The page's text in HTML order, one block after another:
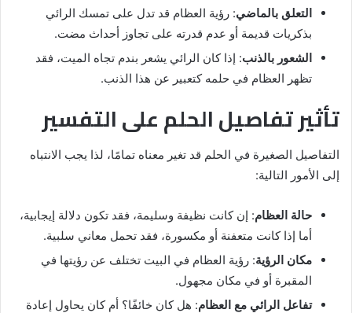
التعلق بالماضي: رؤية العظام قد تدل على تمسك الرائي
بذكريات قديمة أو عدم قدرته على تجاوز أحداث مضت.
الشعور بالذنب: إذا كان الرائي يشعر بندم تجاه الميت، فقد
تظهر العظام في حلمه كتعبير عن هذا الذنب.
تأثير تفاصيل الحلم على التفسير
التفاصيل الصغيرة في الحلم قد تغير معناه تمامًا، لذا يجب الانتباه
إلى الأمور التالية:
حالة العظام: إن كانت نظيفة وسليمة، فقد تكون دلالة إيجابية،
أما إذا كانت متعفنة أو مكسورة، فقد تحمل معاني سلبية.
مكان الرؤية: رؤية العظام في البيت تختلف عن رؤيتها في
المقبرة أو في مكان مجهول.
تفاعل الرائي مع العظام: هل كان خائفًا؟ أم كان يحاول إعادة